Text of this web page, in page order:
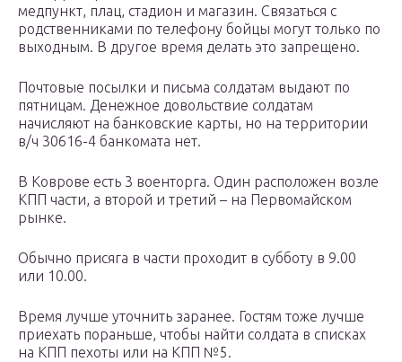
медпункт, плац, стадион и магазин. Связаться с
родственниками по телефону бойцы могут только по
выходным. В другое время делать это запрещено.
Почтовые посылки и письма солдатам выдают по
пятницам. Денежное довольствие солдатам
начисляют на банковские карты, но на территории
в/ч 30616-4 банкомата нет.
В Коврове есть 3 военторга. Один расположен возле
КПП части, а второй и третий – на Первомайском
рынке.
Обычно присяга в части проходит в субботу в 9.00
или 10.00.
Время лучше уточнить заранее. Гостям тоже лучше
приехать пораньше, чтобы найти солдата в списках
на КПП пехоты или на КПП №5.